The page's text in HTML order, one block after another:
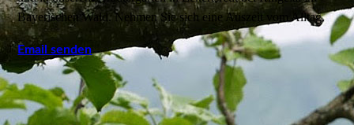
Bayerischen Wald. Nehmen Sie sich eine Auszeit vom Alltag.
Email senden